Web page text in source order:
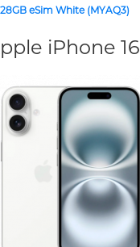
станції
eSim White (MYAQ3)
iPhone 16